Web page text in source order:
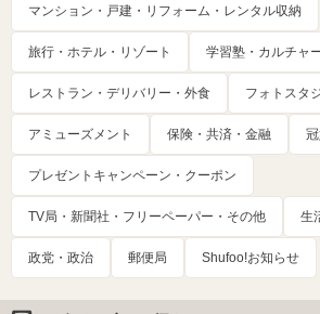
マンション・戸建・リフォーム・レンタル収納
旅行・ホテル・リゾート 学習塾・カルチャ
レストラン・デリバリー・外食 フォトスタ
アミューズメント 保険・共済・金融
プレゼントキャンペーン・クーポン
TV局・新聞社・フリーペーパー・その他 生
政党・政治 郵便局 Shufoo!お知らせ